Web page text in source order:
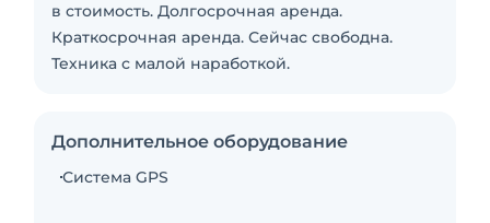
в стоимость. Долгосрочная аренда.
Краткосрочная аренда. Сейчас свободна.
Техника с малой наработкой.
Дополнительное оборудование
Система GPS